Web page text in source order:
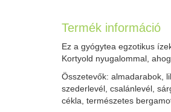
Termék információ
Ez a gyógytea egzotikus
Kortyold nyugalommal,
Összetevők: almadarabok,
szederlevél, csalánlevél,
cékla, természetes